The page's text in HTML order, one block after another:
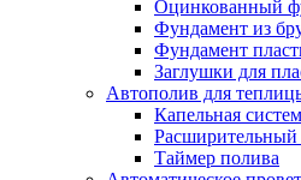
Оцинкованный
Фундамент из
Фундамент
Заглушки для
Автополив для
Капельная
Расширительный
Таймер полива